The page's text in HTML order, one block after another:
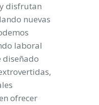
disfrutan
nuevas
laboral
diseñado
ofrecer